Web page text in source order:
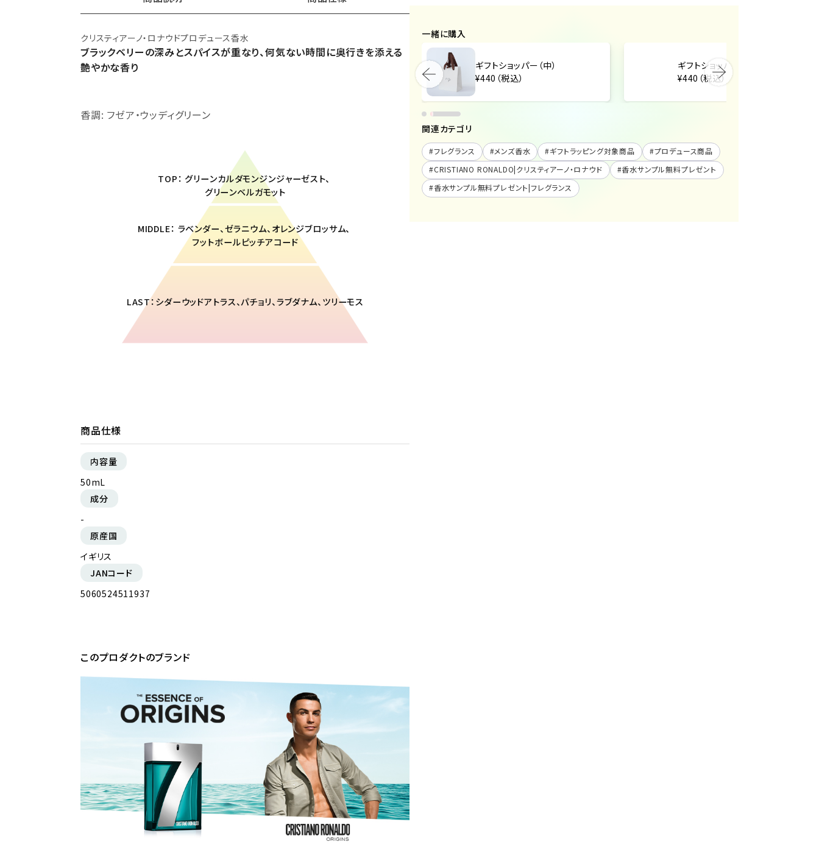
クリスティアーノ・ロナウドプロデュース香水
ブラックベリーの深みとスパイスが重なり、何気ない時間に奥行きを添える
艶やかな香り
香調: フゼア・ウッディグリーン
TOP： グリーンカルダモンジンジャーゼスト、
グリーンベルガモット
MIDDLE： ラベンダー、ゼラニウム、オレンジブロッサム、
フットボールピッチアコード
LAST：シダーウッドアトラス、パチョリ、ラブダナム、ツリーモス
商品仕様
内容量
50mL
成分
-
原産国
イギリス
JANコード
5060524511937
このプロダクトのブランド
一緒に購入
ギフトショッパー（小）
ギフトショッパー（中）
¥440（税込）
ギフトショッパー（小）
¥440（税込）
関連カテゴリ
#フレグランス #メンズ香水 #ギフトラッピング対象商品 #プロデュース商品
#CRISTIANO RONALDO|クリスティアーノ・ロナウド #香水サンプル無料プレゼント
#香水サンプル無料プレゼント|フレグランス